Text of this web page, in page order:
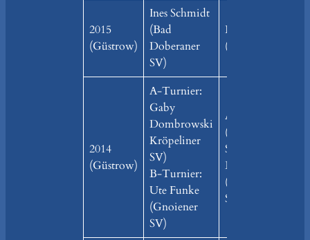
2015
(Güstrow)
Ines Schmidt
(Bad
Doberaner
SV)
Luisa Bock
(Gnoiener SV)
2014
(Güstrow)
A-Turnier:
Gaby
Dombrowski
Kröpeliner
SV)
B-Turnier:
Ute Funke
(Gnoiener
SV)
A: Ines Schmidt
(Bad Doberaner
SV)
B: Anika
(Bad Doberaner
SV)